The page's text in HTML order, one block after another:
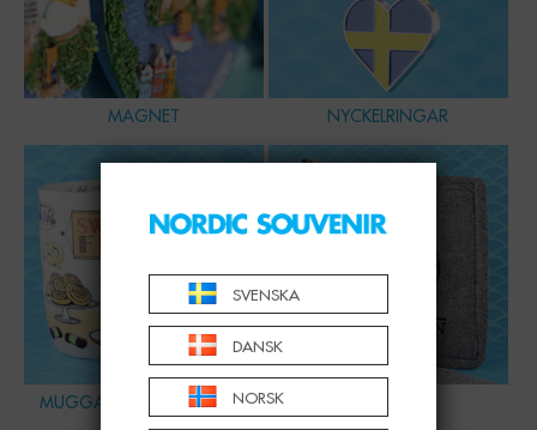
MAGNET NYCKELRINGAR
MUGGAR, SKÅLAR & GLAS
SVENSKA
DANSK
NORSK